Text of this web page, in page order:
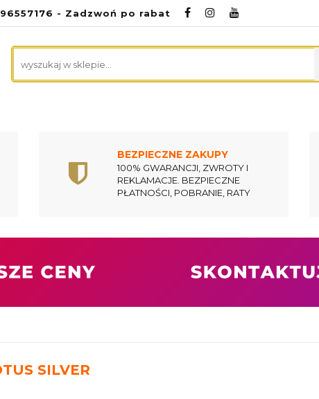
- Zadzwoń po rabat
ZDROWA KUCHNIA CZYSTY DOM
BEZPIECZNE ZAKUPY
100% GWARANCJI, ZWROTY I
REKLAMACJE. BEZPIECZNE
PŁATNOŚCI, POBRANIE, RATY
SILVER